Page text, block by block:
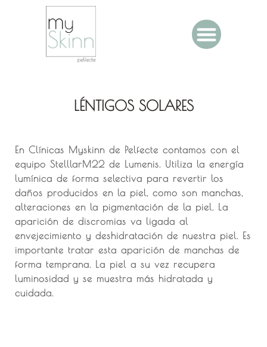
LÉNTIGOS SOLARES
En Clínicas Myskinn de Pelfecte contamos con el
equipo StelllarM22 de Lumenis. Utiliza la energía
lumínica de forma selectiva para revertir los
daños producidos en la piel, como son manchas,
alteraciones en la pigmentación de la piel. La
aparición de discromias va ligada al
envejecimiento y deshidratación de nuestra piel. Es
importante tratar esta aparición de manchas de
forma temprana. La piel a su vez recupera
luminosidad y se muestra más hidratada y
cuidada.